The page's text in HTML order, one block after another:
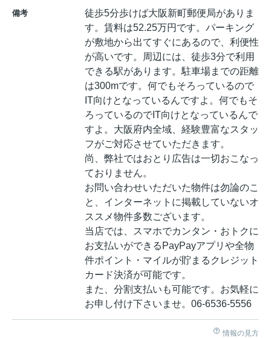
備考
徒歩5分歩けば大阪新町郵便局がありま
す。賃料は52.25万円です。パーキング
が敷地から出てすぐにあるので、利便性
が高いです。周辺には、徒歩3分で利用
できる駅があります。駐車場までの距離
は300mです。何でもそろっているので
IT向けとなっているんですよ。何でもそ
ろっているのでIT向けとなっているんで
すよ。大阪府内全域、経験豊富なスタッ
フがご対応させていただきます。
尚、弊社ではおとり広告は一切おこなっ
ておりません。
お問い合わせいただいた物件は勿論のこ
と、インターネットに掲載していないオ
ススメ物件多数ございます。
当店では、スマホでカンタン・おトクに
お支払いができるPayPayアプリや全物
件ポイント・マイルが貯まるクレジット
カード決済が可能です。
また、分割支払いも可能です。お気軽に
お申し付け下さいませ。06-6536-5556
情報の見方